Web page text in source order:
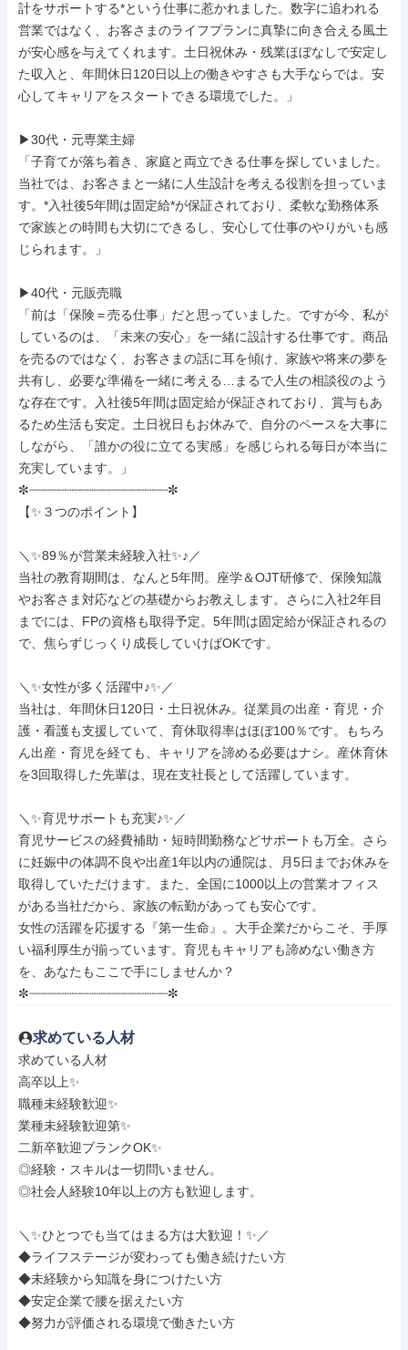
計をサポートする*という仕事に惹かれました。数字に追われる
営業ではなく、お客さまのライフプランに真摯に向き合える風土
が安心感を与えてくれます。土日祝休み・残業ほぼなしで安定し
た収入と、年間休日120日以上の働きやすさも大手ならでは。安
心してキャリアをスタートできる環境でした。」
▶30代・元専業主婦
「子育てが落ち着き、家庭と両立できる仕事を探していました。
当社では、お客さまと一緒に人生設計を考える役割を担っていま
す。*入社後5年間は固定給*が保証されており、柔軟な勤務体系
で家族との時間も大切にできるし、安心して仕事のやりがいも感
じられます。」
▶40代・元販売職
「前は「保険＝売る仕事」だと思っていました。ですが今、私が
しているのは、「未来の安心」を一緒に設計する仕事です。商品
を売るのではなく、お客さまの話に耳を傾け、家族や将来の夢を
共有し、必要な準備を一緒に考える…まるで人生の相談役のよう
な存在です。入社後5年間は固定給が保証されており、賞与もあ
るため生活も安定。土日祝日もお休みで、自分のペースを大事に
しながら、「誰かの役に立てる実感」を感じられる毎日が本当に
充実しています。」
✼┈┈┈┈┈┈┈┈┈┈┈┈┈┈┈┈┈┈┈✼
【✨３つのポイント】
＼✨89％が営業未経験入社✨♪／
当社の教育期間は、なんと5年間。座学＆OJT研修で、保険知識
やお客さま対応などの基礎からお教えします。さらに入社2年目
までには、FPの資格も取得予定。5年間は固定給が保証されるの
で、焦らずじっくり成長していけばOKです。
＼✨女性が多く活躍中♪✨／
当社は、年間休日120日・土日祝休み。従業員の出産・育児・介
護・看護も支援していて、育休取得率はほぼ100％です。もちろ
ん出産・育児を経ても、キャリアを諦める必要はナシ。産休育休
を3回取得した先輩は、現在支社長として活躍しています。
＼✨育児サポートも充実♪✨／
育児サービスの経費補助・短時間勤務などサポートも万全。さら
に妊娠中の体調不良や出産1年以内の通院は、月5日までお休みを
取得していただけます。また、全国に1000以上の営業オフィス
がある当社だから、家族の転勤があっても安心です。
女性の活躍を応援する『第一生命』。大手企業だからこそ、手厚
い福利厚生が揃っています。育児もキャリアも諦めない働き方
を、あなたもここで手にしませんか？
✼┈┈┈┈┈┈┈┈┈┈┈┈┈┈┈┈┈┈┈✼
求めている人材
求めている人材
高卒以上✨
職種未経験歓迎✨
業種未経験歓迎第✨
二新卒歓迎ブランクOK✨
◎経験・スキルは一切問いません。
◎社会人経験10年以上の方も歓迎します。
＼✨ひとつでも当てはまる方は大歓迎！✨／
◆ライフステージが変わっても働き続けたい方
◆未経験から知識を身につけたい方
◆安定企業で腰を据えたい方
◆努力が評価される環境で働きたい方